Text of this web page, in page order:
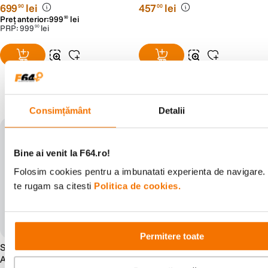
Consimțământ Detalii
Bine ai venit la F64.ro!
Folosim cookies pentru a imbunatati experienta de navigare.
te rugam sa citesti Politica de cookies.
Permitere toate
69990 lei
Preț anterior:999 90 lei
PRP:999 90 lei
45700 lei
Populare în aceeași categorie
SmallRig 4608 VB99 SE
Acumulator Mini V Mount cu
SmallRig 4469 Acumulator
cu Reincarcare USB-C